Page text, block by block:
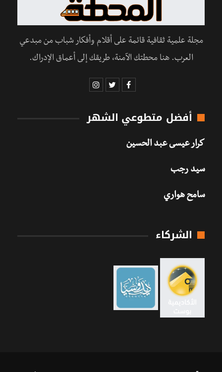
مجلة علمية ثقافية قائمة على أقلام وأفكار شباب من مبدعي
العرب. هنا محطتك الآمنة، طريقك إلى أعماق الإدراك.
أفضل متطوعي الشهر
كرار عيسى عبد الحسين
سيد رجب
سامح هواري
الشركاء